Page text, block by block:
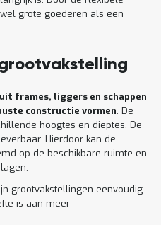
grote goederen als een
frames, liggers en schappen
constructie vormen. De
hoogtes en dieptes. De
Hierdoor kan de
op de beschikbare ruimte en
grootvakstellingen eenvoudig
is aan meer